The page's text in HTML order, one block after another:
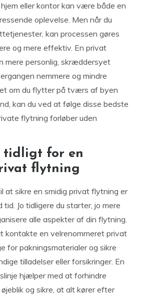
eller kontor kan være både en
oplevelse. Men når du
kan processen gøres
og mere effektiv. En privat
mere personlig, skræddersyet
nemmere og mindre
om du flytter på tværs af byen
kan du ved at følge disse bedste
flytning forløber uden
tidligt for en
flytning
at sikre en smidig privat flytning er
Jo tidligere du starter, jo mere
alle aspekter af din flytning.
kontakte en velrenommeret privat
for pakningsmaterialer og sikre
tilladelser eller forsikringer. En
hjælper med at forhindre
og sikre, at alt kører efter